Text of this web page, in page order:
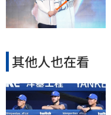
其他人也在看